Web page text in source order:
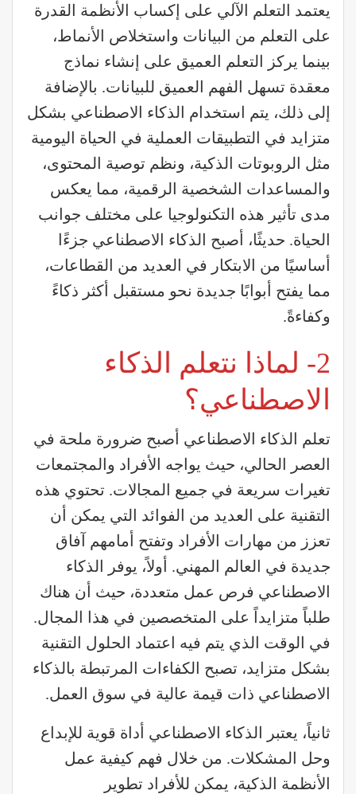
يعتمد التعلم الآلي على إكساب الأنظمة القدرة
على التعلم من البيانات واستخلاص الأنماط،
بينما يركز التعلم العميق على إنشاء نماذج
معقدة تسهل الفهم العميق للبيانات. بالإضافة
إلى ذلك، يتم استخدام الذكاء الاصطناعي بشكل
متزايد في التطبيقات العملية في الحياة اليومية
مثل الروبوتات الذكية، ونظم توصية المحتوى،
والمساعدات الشخصية الرقمية، مما يعكس
مدى تأثير هذه التكنولوجيا على مختلف جوانب
الحياة. حديثًا، أصبح الذكاء الاصطناعي جزءًا
أساسيًا من الابتكار في العديد من القطاعات،
مما يفتح أبوابًا جديدة نحو مستقبل أكثر ذكاءً
وكفاءةً.
2- لماذا نتعلم الذكاء
الاصطناعي؟
تعلم الذكاء الاصطناعي أصبح ضرورة ملحة في
العصر الحالي، حيث يواجه الأفراد والمجتمعات
تغيرات سريعة في جميع المجالات. تحتوي هذه
التقنية على العديد من الفوائد التي يمكن أن
تعزز من مهارات الأفراد وتفتح أمامهم آفاق
جديدة في العالم المهني. أولاً، يوفر الذكاء
الاصطناعي فرص عمل متعددة، حيث أن هناك
طلباً متزايداً على المتخصصين في هذا المجال.
في الوقت الذي يتم فيه اعتماد الحلول التقنية
بشكل متزايد، تصبح الكفاءات المرتبطة بالذكاء
الاصطناعي ذات قيمة عالية في سوق العمل.
ثانياً، يعتبر الذكاء الاصطناعي أداة قوية للإبداع
وحل المشكلات. من خلال فهم كيفية عمل
الأنظمة الذكية، يمكن للأفراد تطوير